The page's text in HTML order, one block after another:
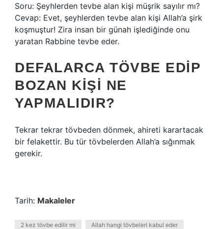
Soru: Şeyhlerden tevbe alan kişi müşrik sayılır mı?
Cevap: Evet, şeyhlerden tevbe alan kişi Allah’a şirk
koşmuştur! Zira insan bir günah işlediğinde onu
yaratan Rabbine tevbe eder.
DEFALARCA TÖVBE EDIP
BOZAN KIŞI NE
YAPMALIDIR?
Tekrar tekrar tövbeden dönmek, ahireti karartacak
bir felakettir. Bu tür tövbelerden Allah’a sığınmak
gerekir.
Tarih: Makaleler
2 kez tövbe edilir mi Allah hangi tövbeleri kabul eder